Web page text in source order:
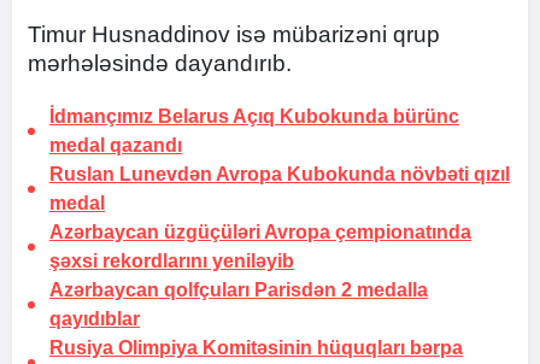
Timur Husnaddinov isə mübarizəni qrup
mərhələsində dayandırıb.
İdmançımız Belarus Açıq Kubokunda bürünc
medal qazandı
Ruslan Lunevdən Avropa Kubokunda növbəti qızıl
medal
Azərbaycan üzgüçüləri Avropa çempionatında
şəxsi rekordlarını yeniləyib
Azərbaycan qolfçuları Parisdən 2 medalla
qayıdıblar
Rusiya Olimpiya Komitəsinin hüquqları bərpa